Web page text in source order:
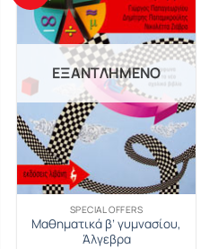
ΕΞΑΝΤΛΗΜΈΝΟ
SPECIAL OFFERS
Μαθηματικά β’ γυμνασίου,
Άλγεβρα